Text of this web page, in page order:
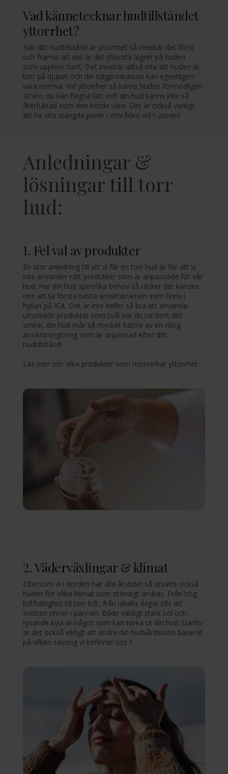
Vad kännetecknar hudtillståndet
yttorrhet?
När ditt hudtillstånd är yttorrhet så innebär det först
och främst att det är det yttersta lagret på huden
som upplevs torrt. Det innebär alltså inte att huden är
torr på djupet och din talgproduktion kan egentligen
vara normal. Vid yttorrhet så känns huden förmodligen
stram, du kan flagna lätt och din hud känns inte så
återfuktad som den borde vara. Det är också vanligt
att ha vita stängda porer i områden vid t-zonen!
Anledningar &
lösningar till torr
hud:
1. Fel val av produkter
En stor anledning till att vi får en torr hud är för att vi
inte använder rätt produkter som är anpassade för vår
hud. Har din hud specifika behov så räcker det kanske
inte att ta första bästa ansiktskrämen som finns i
hyllan på ICA. Det är inte heller så bra att använda
uttorkade produkter som tvål när du tar bort ditt
smink, din hud mår så mycket bättre av en riktig
ansiktsrengöring som är anpassad efter ditt
hudtillstånd!
Läs mer om vilka produkter som motverkar yttorrhet.
2. Väderväxlingar & klimat
Eftersom vi i norden har alla årstider så utsätts också
huden för olika klimat som ständigt ändras. Från hög
luftfuktighet till torr luft, från iskalla dagar tills att
svetten rinner i pannan. Både väldigt stark sol och
rysande kyla är något som kan torka ut din hud. Därför
är det också viktigt att ändra din hudvårdsrutin baserat
på vilken säsong vi befinner oss i!